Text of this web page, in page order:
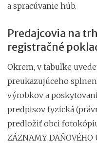
a spracúvanie húb.
Predajcovia na
registračné
Okrem, v tabuľke
preukazujúceho
výrobkov a
predpisov fyzická
predložiť obci
ZÁZNAMY